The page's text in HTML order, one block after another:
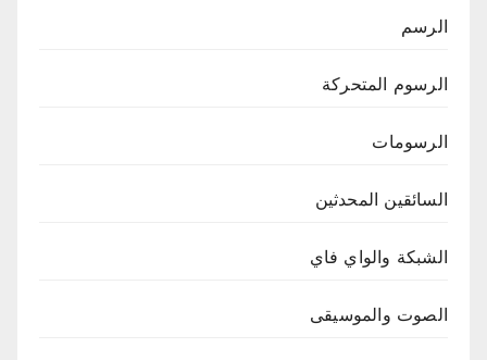
الرسم
الرسوم المتحركة
الرسومات
السائقين المحدثين
الشبكة والواي فاي
الصوت والموسيقى